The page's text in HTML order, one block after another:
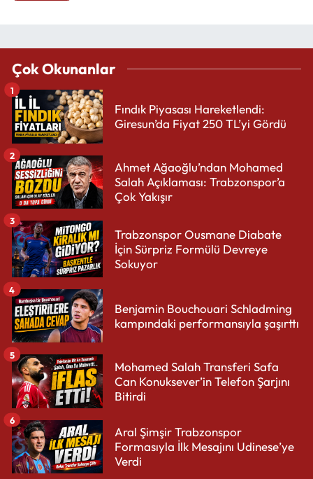
Çok Okunanlar
Fındık Piyasası Hareketlendi:
Giresun’da Fiyat 250 TL’yi Gördü
1
Ahmet Ağaoğlu’ndan Mohamed
Salah Açıklaması: Trabzonspor’a
Çok Yakışır
2
Trabzonspor Ousmane Diabate
İçin Sürpriz Formülü Devreye
Sokuyor
3
Benjamin Bouchouari Schladming
kampındaki performansıyla şaşırttı
4
Mohamed Salah Transferi Safa
Can Konuksever’in Telefon Şarjını
Bitirdi
5
Aral Şimşir Trabzonspor
Formasıyla İlk Mesajını Udinese’ye
Verdi
6